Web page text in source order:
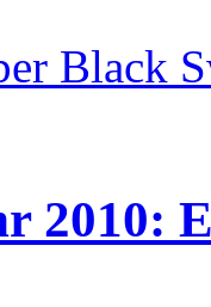
Black
2010: